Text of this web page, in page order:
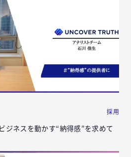
採用
ジネスを動かす“納得感”を求めて